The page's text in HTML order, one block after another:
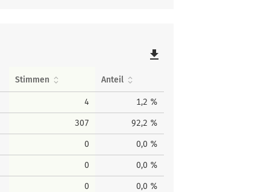
file_download
Stimmen Anteil
4 1,2 %
307 92,2 %
0 0,0 %
0 0,0 %
0 0,0 %